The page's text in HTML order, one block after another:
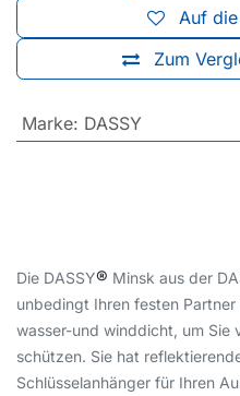
Zum
Auf
Marke: DASSY
Die DASSY® Minsk aus der
unbedingt Ihren festen
wasser-und winddicht, um Sie
schützen. Sie hat
Schlüsselanhänger für Ihren